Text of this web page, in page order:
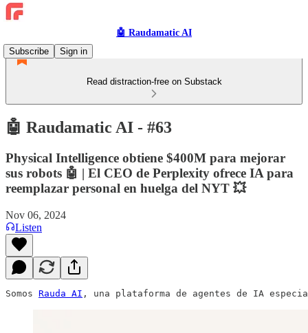
🤖 Raudamatic AI
Subscribe
Sign in
Read distraction-free on Substack
🤖 Raudamatic AI - #63
Physical Intelligence obtiene $400M para mejorar
sus robots 🤖 | El CEO de Perplexity ofrece IA para
reemplazar personal en huelga del NYT 💥
Nov 06, 2024
Listen
Somos Rauda AI , una plataforma de agentes de IA